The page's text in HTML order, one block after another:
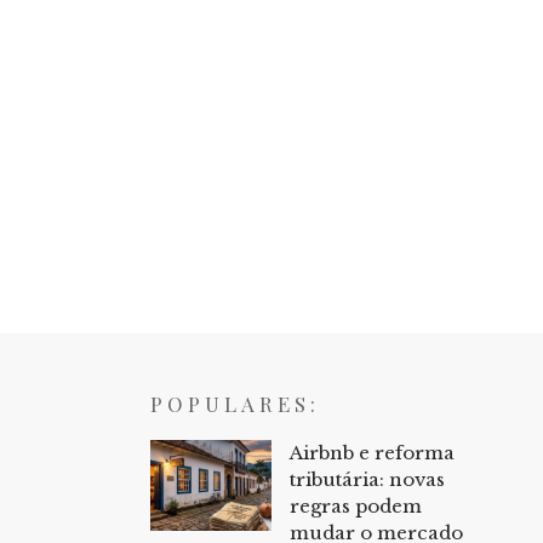
POPULARES:
Airbnb e reforma
tributária: novas
regras podem
mudar o mercado